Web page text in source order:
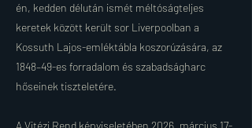
én, kedden délután ismét méltóságteljes
keretek között került sor Liverpoolban a
Kossuth Lajos-emléktábla koszorúzására, az
1848–49-es forradalom és szabadságharc
hőseinek tiszteletére.
A Vitézi Rend képviseletében 2026. március 17-